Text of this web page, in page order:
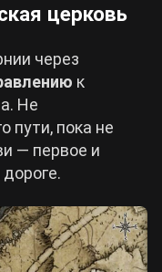
церковь
через
к
Не
пути, пока не
— первое и